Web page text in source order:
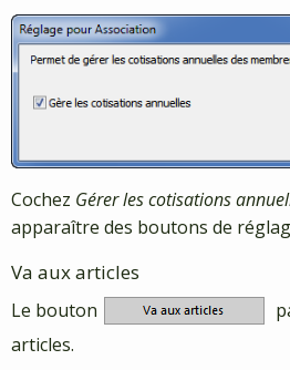
Cochez Gérer les cotisations
apparaître des boutons de
Va aux articles
Le bouton
articles.